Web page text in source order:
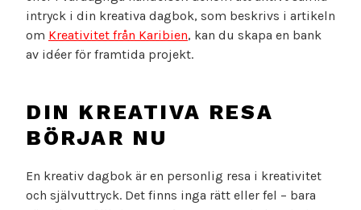
intryck i din kreativa dagbok, som beskrivs i artikeln
om Kreativitet från Karibien, kan du skapa en bank
av idéer för framtida projekt.
DIN KREATIVA RESA
BÖRJAR NU
En kreativ dagbok är en personlig resa i kreativitet
och självuttryck. Det finns inga rätt eller fel – bara